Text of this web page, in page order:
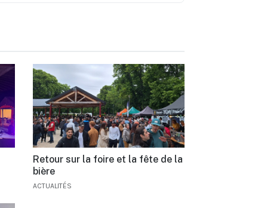
Retour sur la foire et la fête de la
bière
ACTUALITÉS